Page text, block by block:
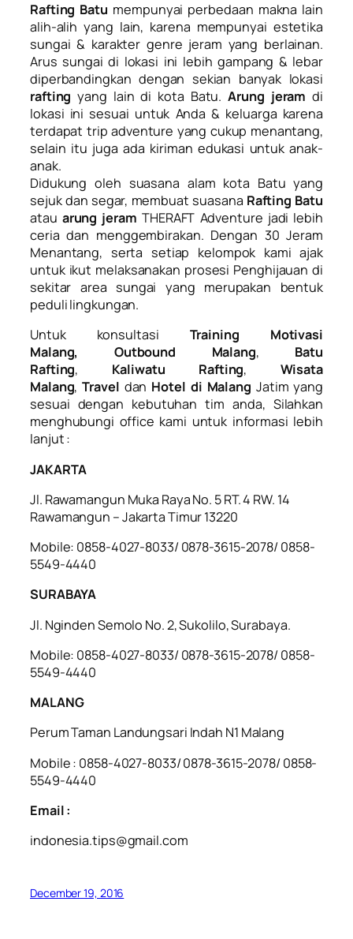
Rafting Batu mempunyai perbedaan makna lain
alih-alih yang lain, karena mempunyai estetika
sungai & karakter genre jeram yang berlainan.
Arus sungai di lokasi ini lebih gampang & lebar
diperbandingkan dengan sekian banyak lokasi
rafting yang lain di kota Batu.Arung jeram di
lokasi ini sesuai untuk Anda & keluarga karena
terdapat trip adventure yang cukup menantang,
selain itu juga ada kiriman edukasi untuk anak-
anak.
Didukung oleh suasana alam kota Batu yang
sejuk dan segar, membuat suasana Rafting Batu
atau arung jeram THERAFT Adventure jadi lebih
ceria dan menggembirakan. Dengan 30 Jeram
Menantang, serta setiap kelompok kami ajak
untuk ikut melaksanakan prosesi Penghijauan di
sekitar area sungai yang merupakan bentuk
peduli lingkungan.
Untuk konsultasi Training Motivasi
Malang, Outbound Malang, Batu
Rafting, Kaliwatu Rafting, Wisata
Malang,Travel dan Hotel di Malang Jatim yang
sesuai dengan kebutuhan tim anda, Silahkan
menghubungi office kami untuk informasi lebih
lanjut :
JAKARTA
Jl. Rawamangun Muka Raya No. 5 RT. 4 RW. 14
Rawamangun – Jakarta Timur 13220
Mobile: 0858-4027-8033/ 0878-3615-2078/ 0858-
5549-4440
SURABAYA
Jl. Nginden Semolo No. 2, Sukolilo, Surabaya.
Mobile: 0858-4027-8033/ 0878-3615-2078/ 0858-
5549-4440
MALANG
Perum Taman Landungsari Indah N1 Malang
Mobile : 0858-4027-8033/ 0878-3615-2078/ 0858-
5549-4440
Email :
indonesia.tips@gmail.com
December 19, 2016